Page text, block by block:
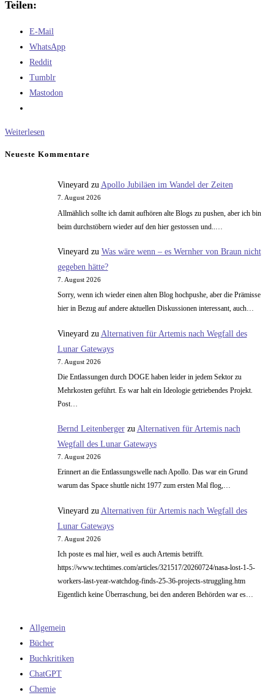
Teilen:
E-Mail
WhatsApp
Reddit
Tumblr
Mastodon
Weiterlesen
Neueste Kommentare
Vineyardzu Apollo Jubiläen im Wandel der Zeiten
7. August 2026
Allmählich sollte ich damit aufhören alte Blogs zu pushen, aber ich bin
beim durchstöbern wieder auf den hier gestossen und..…
Vineyard zu Was wäre wenn – es Wernher von Braun nicht
gegeben hätte?
7. August 2026
Sorry, wenn ich wieder einen alten Blog hochpushe, aber die Prämisse
hier in Bezug auf andere aktuellen Diskussionen interessant, auch…
Vineyard zu Alternativen für Artemis nach Wegfall des
Lunar Gateways
7. August 2026
Die Entlassungen durch DOGE haben leider in jedem Sektor zu
Mehrkosten geführt. Es war halt ein Ideologie getriebendes Projekt.
Post…
Bernd Leitenbergerzu Alternativen für Artemis nach
Wegfall des Lunar Gateways
7. August 2026
Erinnert an die Entlassungswelle nach Apollo. Das war ein Grund
warum das Space shuttle nicht 1977 zum ersten Mal flog,…
Vineyard zu Alternativen für Artemis nach Wegfall des
Lunar Gateways
7. August 2026
Ich poste es mal hier, weil es auch Artemis betrifft.
https://www.techtimes.com/articles/321517/20260724/nasa-lost-1-5-
workers-last-year-watchdog-finds-25-36-projects-struggling.htm
Eigentlich keine Überraschung, bei den anderen Behörden war es…
Allgemein
Bücher
Buchkritiken
ChatGPT
Chemie